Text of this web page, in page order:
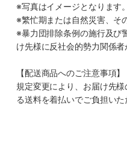
※写真はイメージとなります。
※繁忙期または自然災害、そ
※暴力団排除条例の施行及び
け先様に反社会的勢力関係
【配送商品へのご注意事項】
規定変更により、お届け先
る送料を着払いでご負担い